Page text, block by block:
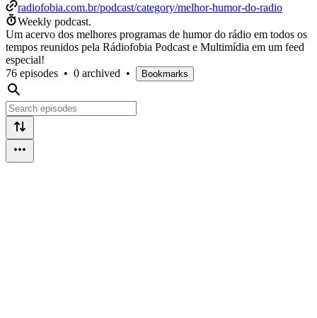
radiofobia.com.br/podcast/category/melhor-humor-do-radio
Weekly podcast.
Um acervo dos melhores programas de humor do rádio em todos os
tempos reunidos pela Rádiofobia Podcast e Multimídia em um feed
especial!
76 episodes • 0 archived • Bookmarks